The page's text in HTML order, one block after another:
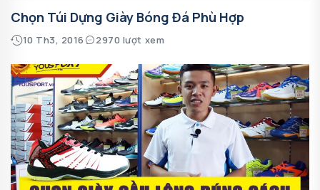
Chọn Túi Dựng Giày Bóng Đá Phù Hợp
10 Th3, 2016 2970 lượt xem